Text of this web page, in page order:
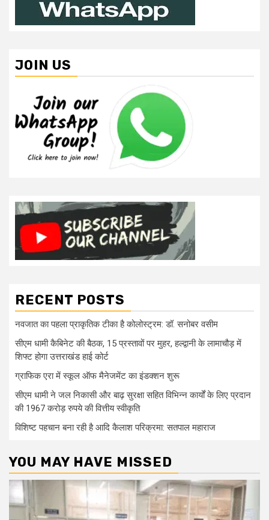
JOIN US
RECENT POSTS
नवजात का पहला प्राकृतिक टीका है कोलोस्ट्रम: डॉ. सनोबर वसीम
सीएम धामी कैबिनेट की बैठक, 15 प्रस्तावों पर मुहर, हल्द्वानी के लामाचौड़ में
शिफ्ट होगा उत्तराखंड हाई कोर्ट
ग्राफिक एरा में स्कूल ऑफ मैनेजमेंट का इंडक्शन शुरू
सीएम धामी ने जल निकासी और बाढ़ सुरक्षा सहित विभिन्न कार्यों के लिए प्रदान
की 1967 करोड़ रुपये की वित्तीय स्वीकृति
विशिष्ट पहचान बना रही है आदि कैलाश परिक्रमा: सतपाल महाराज
YOU MAY HAVE MISSED